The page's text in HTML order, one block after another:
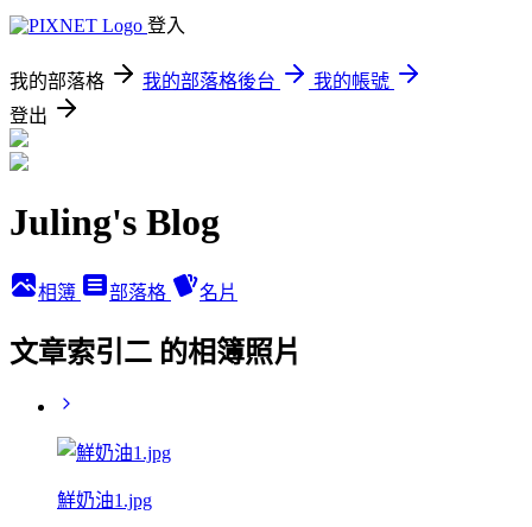
登入
我的部落格 我的部落格後台
我的帳號
登出
Juling's Blog
相簿 部落格 名片
文章索引二 的相簿照片
鮮奶油1.jpg